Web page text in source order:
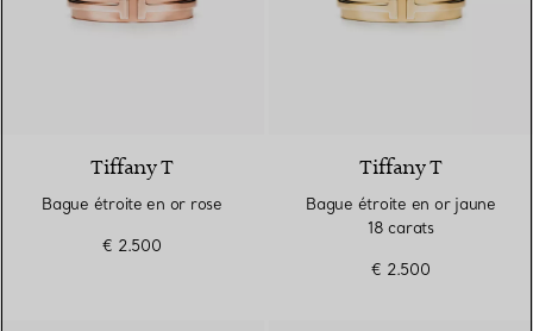
Tiffany T
Bague étroite en or rose
€ 2.500
Tiffany T
Bague étroite en or jaune
18 carats
€ 2.500